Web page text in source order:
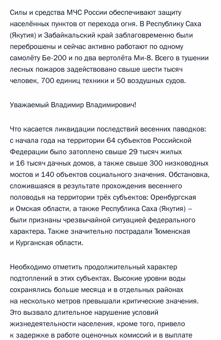
Силы и средства МЧС России обеспечивают защиту
населённых пунктов от перехода огня. В Республику Саха
(Якутия) и Забайкальский край заблаговременно были
переброшены и сейчас активно работают по одному
самолёту Бе-200 и по два вертолёта Ми-8. Всего в тушении
лесных пожаров задействовано свыше шести тысяч
человек, 700 единиц техники и 50 воздушных судов.
Уважаемый Владимир Владимирович!
Что касается ликвидации последствий весенних паводков:
с начала года на территории 64 субъектов Российской
Федерации было затоплено свыше 29 тысяч жилых
и 16 тысяч дачных домов, а также свыше 300 низководных
мостов и 140 объектов социального значения. Обстановка,
сложившаяся в результате прохождения весеннего
половодья на территории трёх субъектов: Оренбургская
и Омская области, а также Республика Саха (Якутия) –
были признаны чрезвычайной ситуацией федерального
характера. Также значительно пострадали Тюменская
и Курганская области.
Необходимо отметить продолжительный характер
подтоплений в этих субъектах. Высокие уровни воды
сохранялись больше месяца и в отдельных районах
на несколько метров превышали критические значения.
Это вызвало длительное нарушение условий
жизнедеятельности населения, кроме того, привело
к задержке в работе оценочных комиссий и в выплате